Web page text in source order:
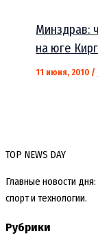
Минздрав:
на юге
11 июня, 2010 /
TOP NEWS DAY
Главные новости
спорт и технологии.
Рубрики